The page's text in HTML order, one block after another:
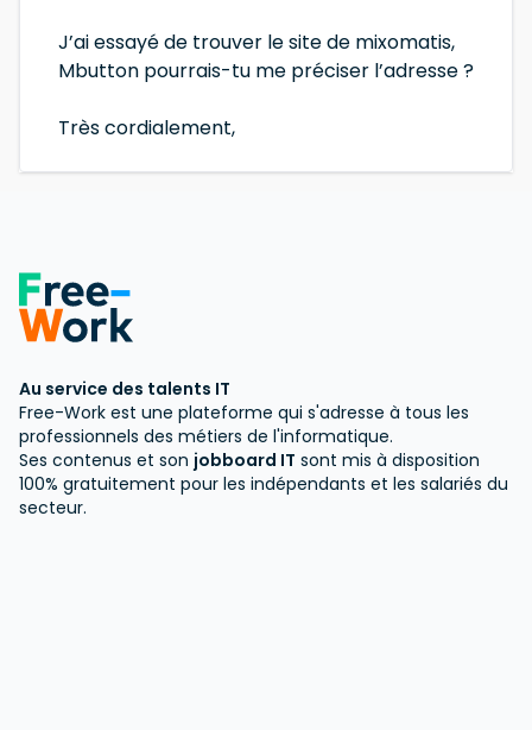
J’ai essayé de trouver le site de mixomatis,
Mbutton pourrais-tu me préciser l’adresse ?
Très cordialement,
Au service des talents IT
Free-Work est une plateforme qui s'adresse à tous les
professionnels des métiers de l'informatique.
Ses contenus et son jobboard IT sont mis à disposition
100% gratuitement pour les indépendants et les salariés du
secteur.